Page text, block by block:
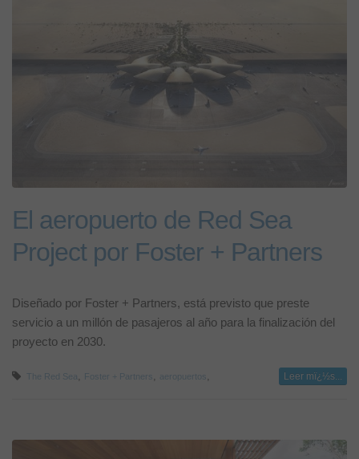
El aeropuerto de Red Sea
Project por Foster + Partners
Diseñado por Foster + Partners, está previsto que preste
servicio a un millón de pasajeros al año para la finalización del
proyecto en 2030.
The Red Sea, Foster + Partners, aeropuertos, Leer mï¿½s...